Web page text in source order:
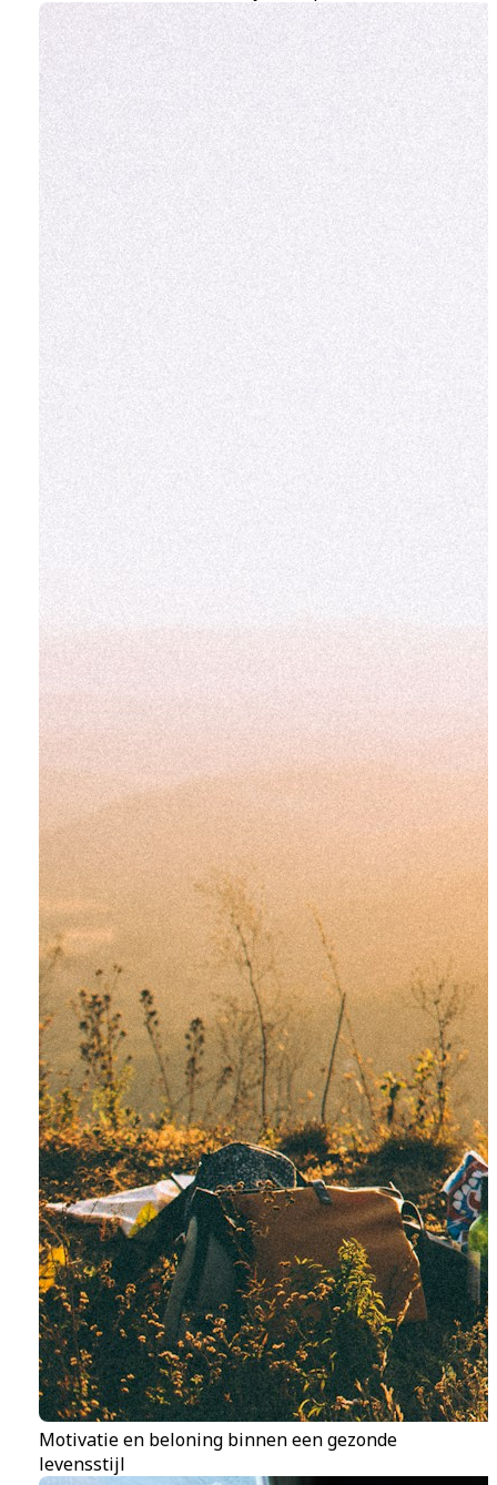
Motivatie en beloning binnen een gezonde
levensstijl